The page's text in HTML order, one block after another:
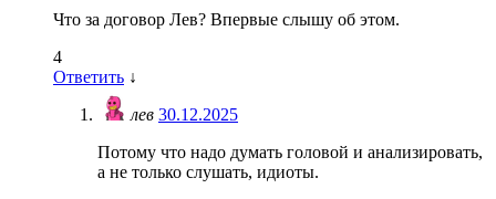
Что за договор Лев? Впервые слышу об этом.
4
Ответить ↓
лев 30.12.2025
Потому что надо думать головой и анализировать,
а не только слушать, идиоты.